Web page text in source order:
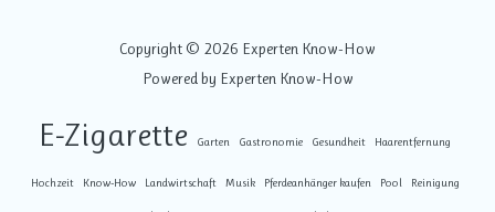
Copyright © 2026 Experten Know-How
Powered by Experten Know-How
E-Zigarette Garten Gastronomie Gesundheit Haarentfernung
Hochzeit Know-How Landwirtschaft Musik Pferdeanhänger kaufen Pool Reinigung